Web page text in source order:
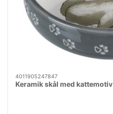
4011905247847
Keramik skål med kattemotiv